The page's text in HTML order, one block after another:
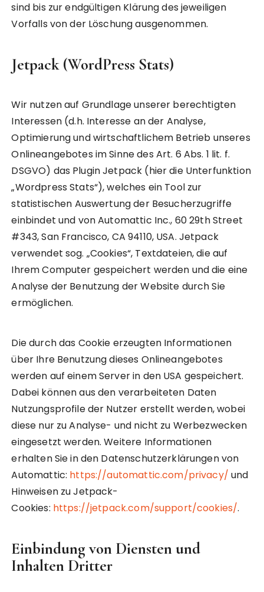
sind bis zur endgültigen Klärung des jeweiligen
Vorfalls von der Löschung ausgenommen.
Jetpack (WordPress Stats)
Wir nutzen auf Grundlage unserer berechtigten
Interessen (d.h. Interesse an der Analyse,
Optimierung und wirtschaftlichem Betrieb unseres
Onlineangebotes im Sinne des Art. 6 Abs. 1 lit. f.
DSGVO) das Plugin Jetpack (hier die Unterfunktion
„Wordpress Stats“), welches ein Tool zur
statistischen Auswertung der Besucherzugriffe
einbindet und von Automattic Inc., 60 29th Street
#343, San Francisco, CA 94110, USA. Jetpack
verwendet sog. „Cookies“, Textdateien, die auf
Ihrem Computer gespeichert werden und die eine
Analyse der Benutzung der Website durch Sie
ermöglichen.
Die durch das Cookie erzeugten Informationen
über Ihre Benutzung dieses Onlineangebotes
werden auf einem Server in den USA gespeichert.
Dabei können aus den verarbeiteten Daten
Nutzungsprofile der Nutzer erstellt werden, wobei
diese nur zu Analyse- und nicht zu Werbezwecken
eingesetzt werden. Weitere Informationen
erhalten Sie in den Datenschutzerklärungen von
Automattic: https://automattic.com/privacy/ und
Hinweisen zu Jetpack-
Cookies: https://jetpack.com/support/cookies/.
Einbindung von Diensten und
Inhalten Dritter